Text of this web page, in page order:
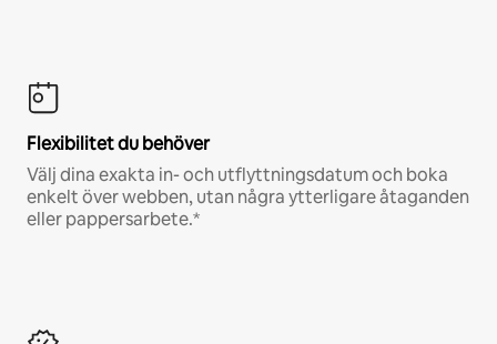
Flexibilitet du behöver
Välj dina exakta in- och utflyttningsdatum och boka
enkelt över webben, utan några ytterligare åtaganden
eller pappersarbete.*